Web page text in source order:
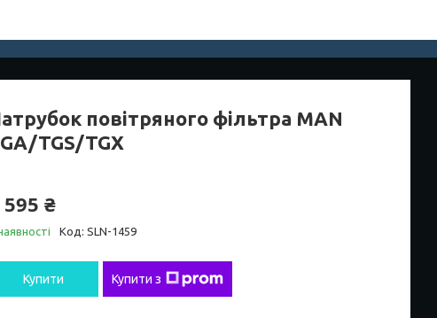
повітряного фільтра MAN
TGS/TGX
595 ₴
Код: SLN-1459
Купити Купити з